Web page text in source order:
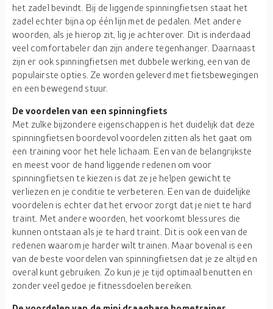
het zadel bevindt. Bij de liggende spinningfietsen staat het
zadel echter bijna op één lijn met de pedalen. Met andere
woorden, als je hierop zit, lig je achterover. Dit is inderdaad
veel comfortabeler dan zijn andere tegenhanger. Daarnaast
zijn er ook spinningfietsen met dubbele werking, een van de
populairste opties. Ze worden geleverd met fietsbewegingen
en een bewegend stuur.
De voordelen van een spinningfiets
Met zulke bijzondere eigenschappen is het duidelijk dat deze
spinningfietsen boordevol voordelen zitten als het gaat om
een training voor het hele lichaam. Een van de belangrijkste
en meest voor de hand liggende redenen om voor
spinningfietsen te kiezen is dat ze je helpen gewicht te
verliezen en je conditie te verbeteren. Een van de duidelijke
voordelen is echter dat het ervoor zorgt dat je niet te hard
traint. Met andere woorden, het voorkomt blessures die
kunnen ontstaan als je te hard traint. Dit is ook een van de
redenen waarom je harder wilt trainen. Maar bovenal is een
van de beste voordelen van spinningfietsen dat je ze altijd en
overal kunt gebruiken. Zo kun je je tijd optimaal benutten en
zonder veel gedoe je fitnessdoelen bereiken.